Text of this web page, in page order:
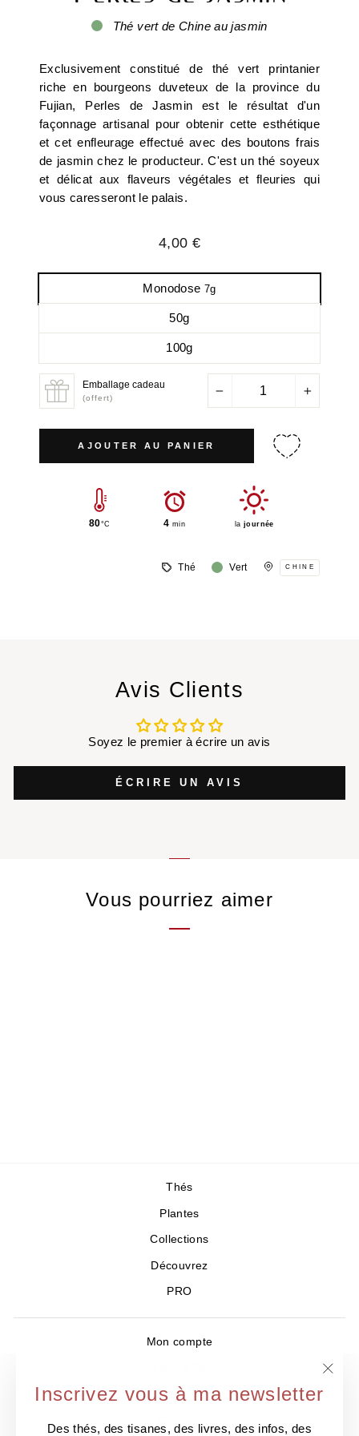
Inscrivez vous à ma newsletter
Des thés, des tisanes, des livres, des infos, des
Thé vert de Chine au jasmin
Exclusivement constitué de thé vert printanier
riche en bourgeons duveteux de la province du
Fujian, Perles de Jasmin est le résultat d'un
façonnage artisanal pour obtenir cette esthétique
et cet enfleurage effectué avec des boutons frais
de jasmin chez le producteur. C'est un thé soyeux
et délicat aux flaveurs végétales et fleuries qui
vous caresseront le palais.
Prix
4,00 €
Monodose 7g
50g
100g
Emballage cadeau
(offert)
AJOUTER AU PANIER
80°C 4 min lajournée
Thé Vert CHINE
Avis Clients
Soyez le premier à écrire un avis
ÉCRIRE UN AVIS
Vous pourriez aimer
Thés
Plantes
Collections
Découvrez
PRO
Mon compte
Où nous trouver ?